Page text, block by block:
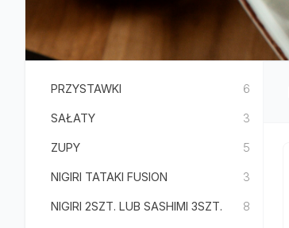
PRZYSTAWKI 6
SAŁATY 3
ZUPY 5
NIGIRI TATAKI FUSION 3
NIGIRI 2SZT. LUB SASHIMI 3SZT. 8